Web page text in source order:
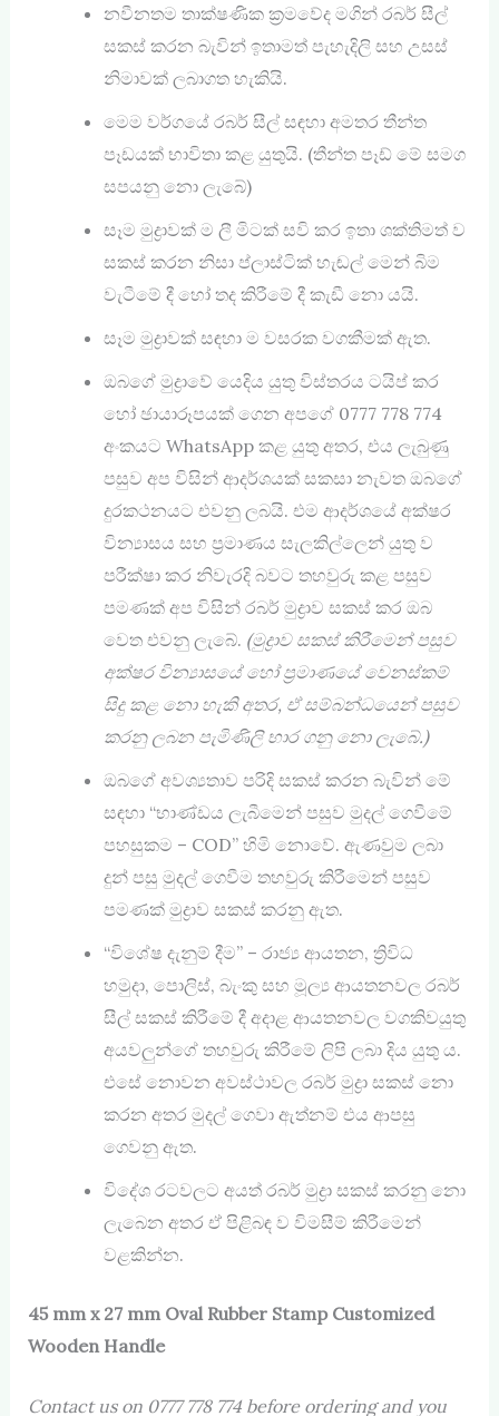
නවීනතම තාක්ෂණික ක්‍රමවේද මගින් රබර් සීල්
සකස් කරන බැවින් ඉතාමත් පැහැදිලි සහ උසස්
නිමාවක් ලබාගත හැකියි.
මෙම වර්ගයේ රබර් සීල් සඳහා අමතර තීන්ත
පෑඩයක් භාවිතා කළ යුතුයි. (තීන්ත පෑඩ් ‍මේ සමග
සපයනු නො ලැබේ)
සෑම මුද්‍රාවක් ම ලී මිටක් සවි කර ඉතා ශක්තිමත් ව
සකස් කරන නිසා ප්ලාස්ටික් හැඬල් මෙන් බිම
වැටීමේ දී හෝ තද කිරීමේ දී කැඩී නො යයි.
සෑම මුද්‍රාවක් සඳහා ම වසරක වගකීමක් ඇත.
ඔබගේ මුද්‍රාවේ යෙදිය යුතු විස්තරය ටයිප් කර
හෝ ඡායාරූපයක් ගෙන අපගේ 0777 778 774
අංකයට WhatsApp කළ යුතු අතර, එය ලැබුණු
පසුව අප විසින් ආදර්ශයක් සකසා නැවත ඔබගේ
දුරකථනයට එවනු ලබයි. එම ආදර්ශයේ අක්ෂර
වින්‍යාසය සහ ප්‍රමාණය සැලකිල්ලෙන් යුතු ව
පරීක්ෂා කර නිවැරදි බවට තහවුරු කළ පසුව
පමණක් අප විසින් රබර් මුද්‍රාව සකස් කර ඔබ
වෙත එවනු ලැබේ. (මුද්‍රාව සකස් කිරීමෙන් පසුව
අක්ෂර වින්‍යාසයේ හෝ ප්‍රමාණයේ වෙනස්කම්
සිදු කළ නො හැකි අතර, ඒ සම්බන්ධයෙන් පසුව
කරනු ලබන පැමිණිලි භාර ගනු නො ලැබේ.)
ඔබගේ අවශ්‍යතාව පරිදි සකස් කරන බැවින් මේ
සඳහා “භාණ්ඩය ලැබීමෙන් පසුව මුදල් ගෙවීමේ
පහසුකම – COD” හිමි නොවේ. ඇණවුම ලබා
දුන් පසු මුදල් ගෙවීම තහවුරු කිරීමෙන් පසුව
පමණක් මුද්‍රාව සකස් කරනු ඇත.
“විශේෂ දැනුම් දීම” – රාජ්‍ය ආයතන, ත්‍රිවිධ
හමුදා, පොලිස්, බැංකු සහ මූල්‍ය ආයතනවල රබර්
සීල් සකස් කිරීමේ දී අදාළ ආයතනවල වගකිවයුතු
අයවලුන්ගේ තහවුරු කිරීමේ ලිපි ලබා දිය යුතු ය.
එසේ නොවන අවස්ථාවල රබර් මුද්‍රා සකස් ‍නො
කරන අතර මුදල් ගෙවා ඇත්නම් එය ආපසු
ගෙවනු ඇත.
විදේශ රටවලට අයත් රබර් මුද්‍රා සකස් කරනු නො
ලැබෙන අතර ඒ පිළිබඳ ව විමසීම් කිරීමෙන්
වළකින්න.
45 mm x 27 mm Oval Rubber Stamp Customized
Wooden Handle
Contact us on 0777 778 774 before ordering and you